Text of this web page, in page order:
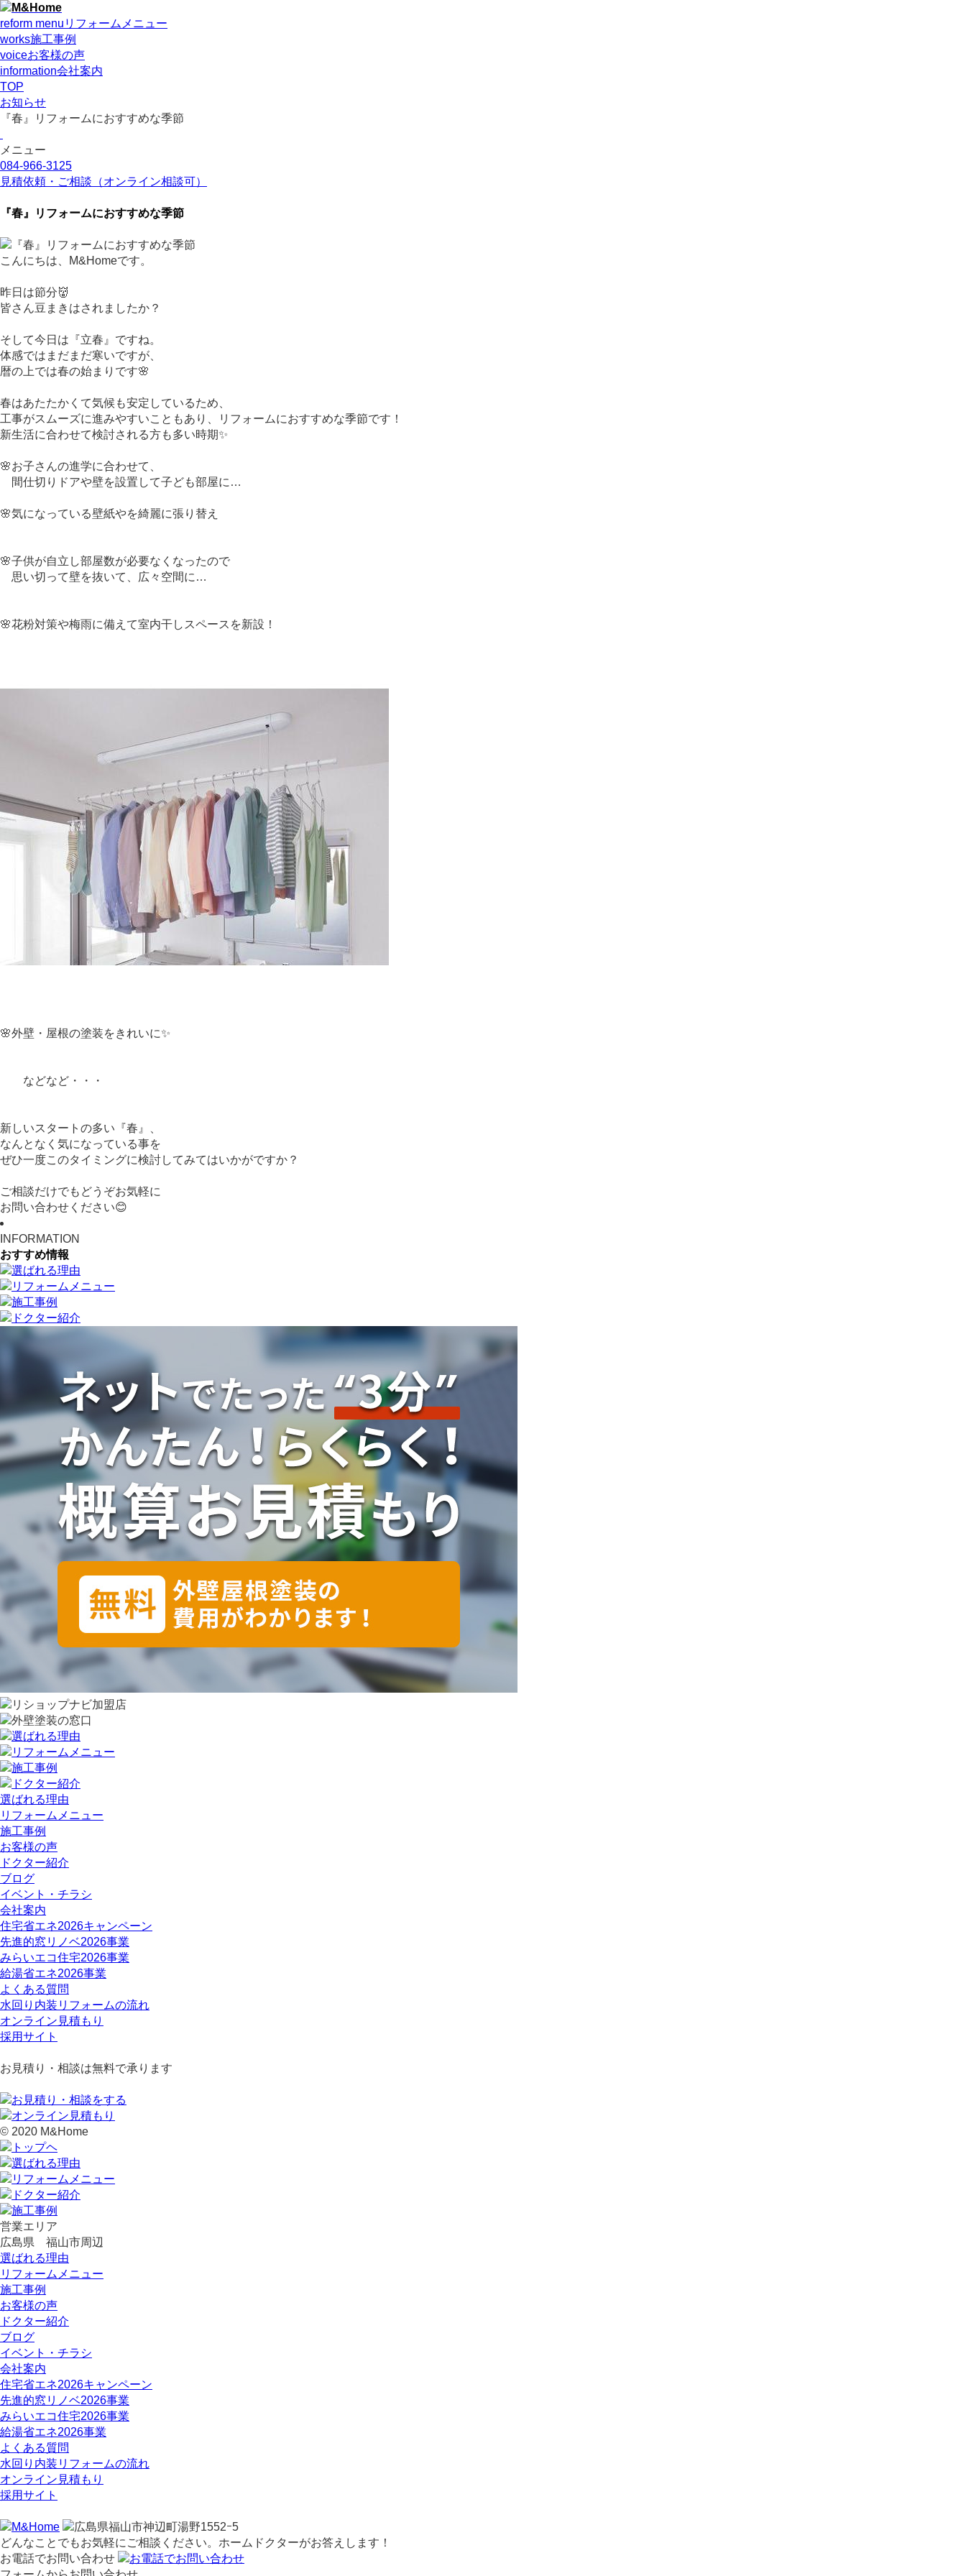
reform menu リフォームメニュー
works施工事例
voiceお客様の声
information会社案内
TOP
お知らせ
『春』リフォームにおすすめな季節
メニュー
084-966-3125
見積依頼・ご相談 （オンライン相談可）
『春』リフォームにおすすめな季節
こんにちは、M&Homeです。
昨日は節分👹
皆さん豆まきはされましたか？
そして今日は『立春』ですね。
体感ではまだまだ寒いですが、
暦の上では春の始まりです🌸
春はあたたかくて気候も安定しているため、
工事がスムーズに進みやすいこともあり、リフォームにおすすめな季節です！
新生活に合わせて検討される方も多い時期✨
🌸お子さんの進学に合わせて、
間仕切りドアや壁を設置して子ども部屋に…
🌸気になっている壁紙やを綺麗に張り替え
🌸子供が自立し部屋数が必要なくなったので
思い切って壁を抜いて、広々空間に…
🌸花粉対策や梅雨に備えて室内干しスペースを新設！
🌸外壁・屋根の塗装をきれいに✨
などなど・・・
新しいスタートの多い『春』、
なんとなく気になっている事を
ぜひ一度このタイミングに検討してみてはいかがですか？
ご相談だけでもどうぞお気軽に
お問い合わせください😊
INFORMATION
おすすめ情報
選ばれる理由
リフォームメニュー
施工事例
お客様の声
ドクター紹介
ブログ
イベント・チラシ
会社案内
住宅省エネ2026キャンペーン
先進的窓リノベ2026事業
みらいエコ住宅2026事業
給湯省エネ2026事業
よくある質問
水回り内装リフォームの流れ
オンライン見積もり
採用サイト
お見積り・相談は無料で承ります
© 2020 M&Home
営業エリア
広島県 福山市周辺
選ばれる理由
リフォームメニュー
施工事例
お客様の声
ドクター紹介
ブログ
イベント・チラシ
会社案内
住宅省エネ2026キャンペーン
先進的窓リノベ2026事業
みらいエコ住宅2026事業
給湯省エネ2026事業
よくある質問
水回り内装リフォームの流れ
オンライン見積もり
採用サイト
どんなことでもお気軽にご相談ください。ホームドクターがお答えします！
お電話でお問い合わせ